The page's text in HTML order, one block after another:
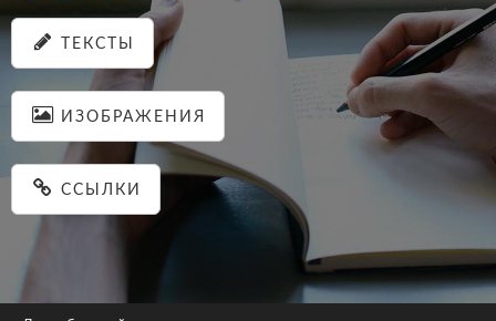
ТЕКСТЫ
ИЗОБРАЖЕНИЯ
ССЫЛКИ